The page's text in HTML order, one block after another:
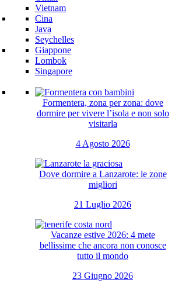
Vietnam
Cina
Java
Seychelles
Giappone
Lombok
Singapore
Formentera, zona per zona: dove
dormire per vivere l’isola e non solo
visitarla
4 Agosto 2026
Dove dormire a Lanzarote: le zone
migliori
21 Luglio 2026
Vacanze estive 2026: 4 mete
bellissime che ancora non conosce
tutto il mondo
23 Giugno 2026